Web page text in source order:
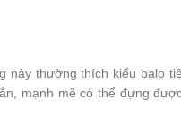
này thường thích kiểu balo
mạnh mẽ có thể đựng